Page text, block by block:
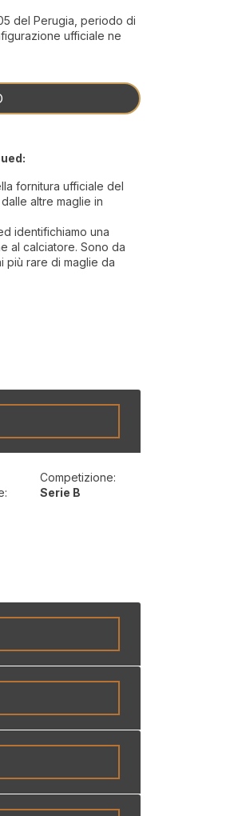
del Perugia, periodo di
ufficiale ne
fornitura ufficiale del
altre maglie in
identifichiamo una
al calciatore. Sono da
più rare di maglie da
Competizione:
Serie B